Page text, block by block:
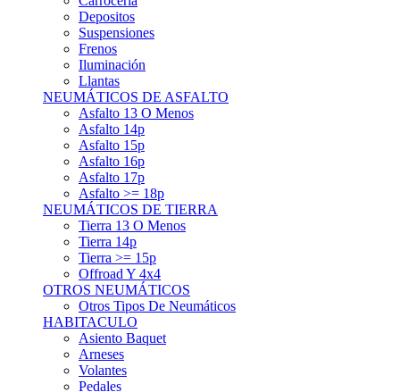
Suspensiones
Frenos
Iluminación
Llantas
NEUMÁTICOS DE ASFALTO
Asfalto 13 O Menos
Asfalto 14p
Asfalto 15p
Asfalto 16p
Asfalto 17p
Asfalto >= 18p
NEUMÁTICOS DE TIERRA
Tierra 13 O Menos
Tierra 14p
Tierra >= 15p
Offroad Y 4x4
OTROS NEUMÁTICOS
Otros Tipos De Neumáticos
HABITACULO
Asiento Baquet
Arneses
Volantes
Pedales
Extinción